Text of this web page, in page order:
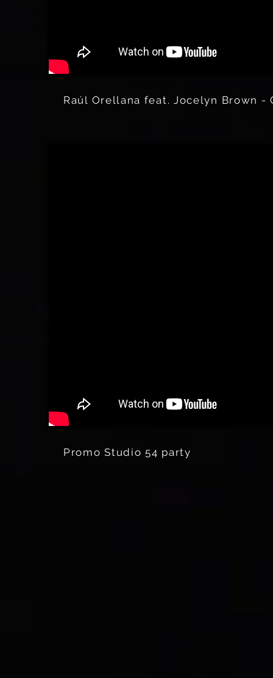
Raúl Orellana feat. Jocelyn Brown -
Promo Studio 54 party